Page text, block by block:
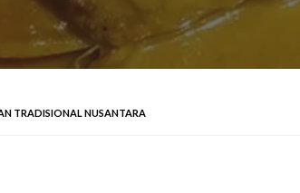
TRADISIONAL NUSANTARA